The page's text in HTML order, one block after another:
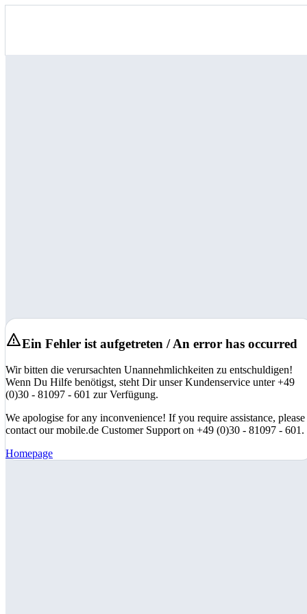
Ein Fehler ist aufgetreten / An error has occurred
Wir bitten die verursachten Unannehmlichkeiten zu entschuldigen!
Wenn Du Hilfe benötigst, steht Dir unser Kundenservice unter +49
(0)30 - 81097 - 601 zur Verfügung.
We apologise for any inconvenience! If you require assistance, please
contact our mobile.de Customer Support on +49 (0)30 - 81097 - 601.
Homepage